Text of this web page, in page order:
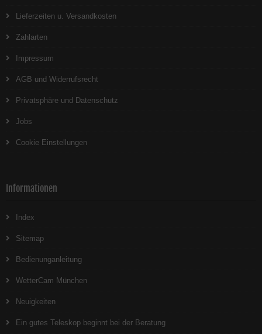
Lieferzeiten u. Versandkosten
Zahlarten
Impressum
AGB und Widerrufsrecht
Privatsphäre und Datenschutz
Jobs
Cookie Einstellungen
Informationen
Index
Sitemap
Bedienunganleitung
WetterCam München
Neuigkeiten
Ein gutes Teleskop beginnt bei der Beratung